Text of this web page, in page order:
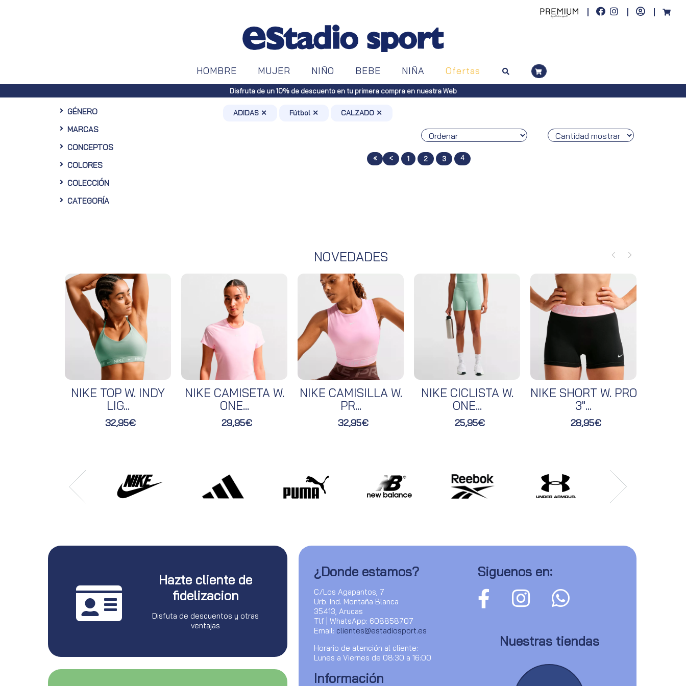
HOMBRE MUJER NIÑO BEBE NIÑA Ofertas
Disfruta de un 10% de descuento en tu primera compra en nuestra Web
GÉNERO
MARCAS
CONCEPTOS
COLORES
COLECCIÓN
CATEGORÍA
ADIDAS ✕ Fútbol ✕ CALZADO ✕
« < 1 2 3 4
NOVEDADES
NIKE TOP W. INDY
LIG...
32,95€
NIKE CAMISETA W.
ONE...
29,95€
NIKE CAMISILLA W.
PR...
32,95€
NIKE CICLISTA W.
ONE...
25,95€
NIKE SHORT W. PRO
3"...
28,95€
Hazte cliente de
fidelizacion
Disfuta de descuentos y otras
ventajas
¿Donde estamos?
C/Los Agapantos, 7
Urb. Ind. Montaña Blanca
35413, Arucas
Tlf | WhatsApp: 608858707
Email: clientes@estadiosport.es
Horario de atención al cliente:
Lunes a Viernes de 08:30 a 16:00
Información
Siguenos en:
Nuestras tiendas